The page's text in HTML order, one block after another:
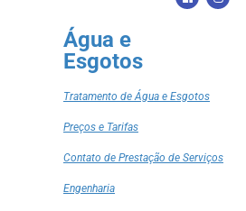
Água e
Esgotos
Tratamento de Água e Esgotos
Preços e Tarifas
Contato de Prestação de Serviços
Engenharia